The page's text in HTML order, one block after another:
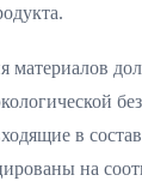
материалов
в
на